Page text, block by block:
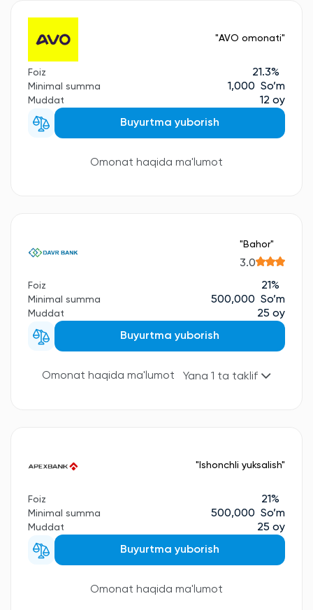
"AVO omonati"
Foiz 21.3%
Minimal summa 1,000 So’m
Muddat
12 oy
Buyurtma yuborish
Omonat haqida ma'lumot
"Bahor"
3.0
Foiz 21%
Minimal summa 500,000 So’m
Muddat
25 oy
Buyurtma yuborish
Omonat haqida ma'lumot Yana 1 ta taklif
"Ishonchli yuksalish"
Foiz 21%
Minimal summa 500,000 So’m
Muddat
25 oy
Buyurtma yuborish
Omonat haqida ma'lumot